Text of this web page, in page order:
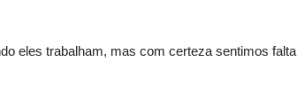
eles trabalham, mas com certeza sentimos falta